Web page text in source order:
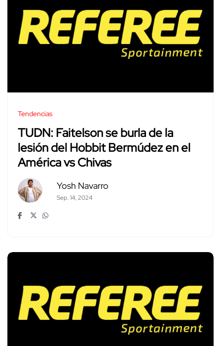
Tendencias
TUDN: Faitelson se burla de la
lesión del Hobbit Bermúdez en el
América vs Chivas
Yosh Navarro
Sep. 14, 2024